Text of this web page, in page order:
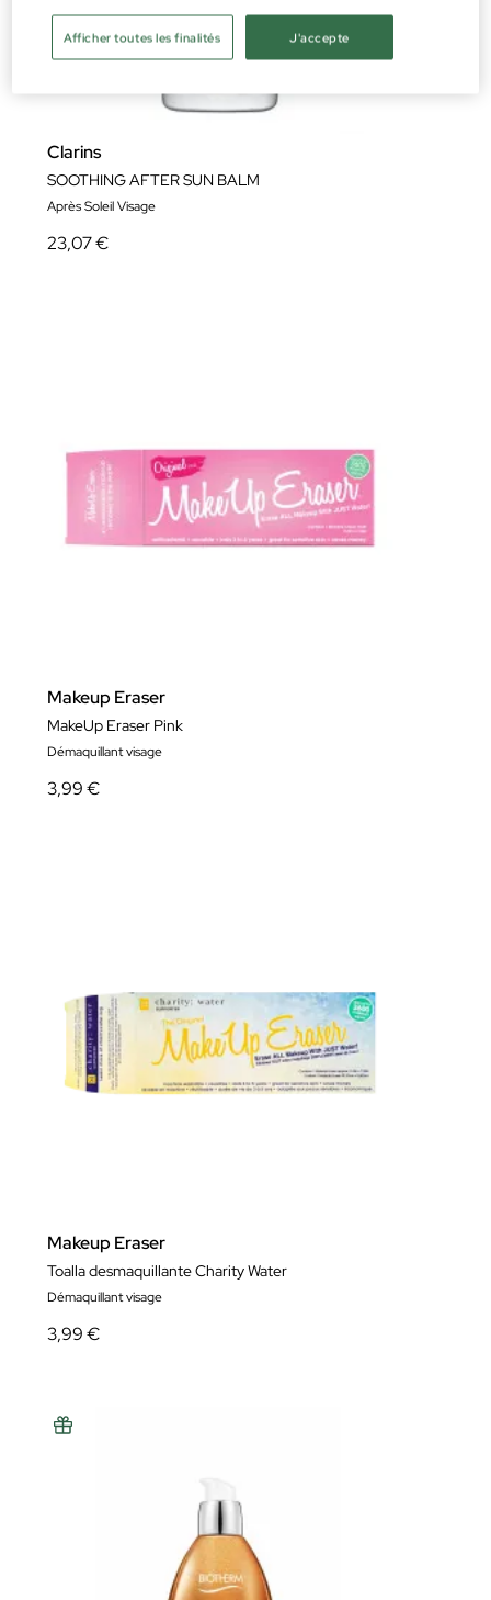
Clarins
SOOTHING AFTER SUN BALM
Après Soleil Visage
23,07 €
Makeup Eraser
MakeUp Eraser Pink
Démaquillant visage
3,99 €
Makeup Eraser
Toalla desmaquillante Charity Water
Démaquillant visage
3,99 €
J'accepte
Afficher toutes les finalités